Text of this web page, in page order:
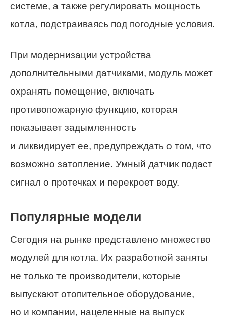
системе, а также регулировать мощность
котла, подстраиваясь под погодные условия.
При модернизации устройства
дополнительными датчиками, модуль может
охранять помещение, включать
противопожарную функцию, которая
показывает задымленность
и ликвидирует ее, предупреждать о том, что
возможно затопление. Умный датчик подаст
сигнал о протечках и перекроет воду.
Популярные модели
Сегодня на рынке представлено множество
модулей для котла. Их разработкой заняты
не только те производители, которые
выпускают отопительное оборудование,
но и компании, нацеленные на выпуск